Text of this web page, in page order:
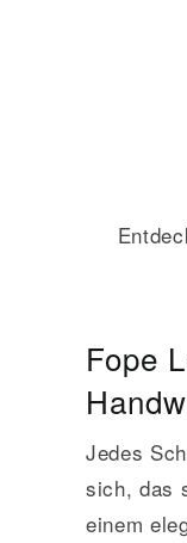
Fope
Jedes
sich, das
einem